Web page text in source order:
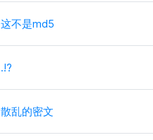
这不是md5
.!?
散乱的密文